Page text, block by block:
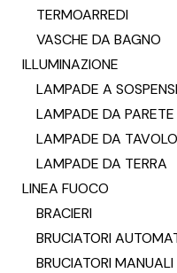
TERMOARREDI
VASCHE DA BAGNO
ILLUMINAZIONE
LAMPADE A
LAMPADE DA
LAMPADE DA TAVOLO
LAMPADE DA TERRA
LINEA FUOCO
BRACIERI
BRUCIATORI
BRUCIATORI